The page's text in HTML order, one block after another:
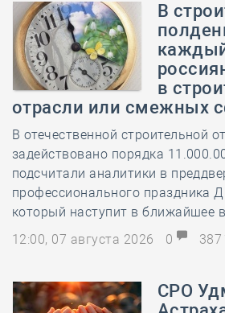
В
в
отрасли или смежных
В отечественной строительной
задействовано порядка
подсчитали аналитики в
профессионального праздника
который наступит в ближайшее
12:00, 07 августа 2026
0 387
СРО